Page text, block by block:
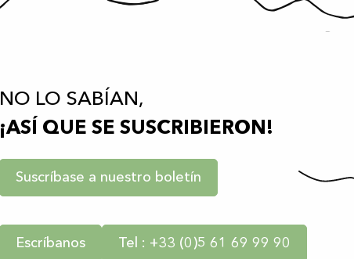
NO LO SABÍAN,
¡ASÍ QUE SE SUSCRIBIERON!
Suscríbase a nuestro boletín
Escríbanos Tel : +33 (0)5 61 69 99 90